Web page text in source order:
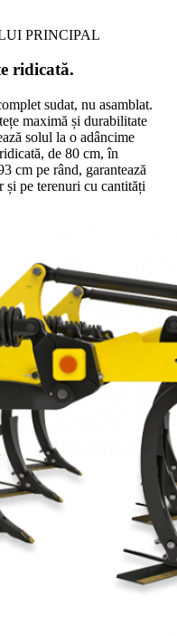
PRINCIPAL
ridicată.
sudat, nu asamblat.
maximă și durabilitate
solul la o adâncime
de 80 cm, în
cm pe rând, garantează
și pe terenuri cu cantități